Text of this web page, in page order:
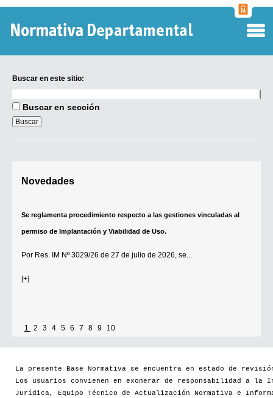
Buscar en este sitio:
en
sitio:
Buscar en sección
Novedades
Se reglamenta procedimiento respecto a las gestiones vinculadas al
PorRes. IM Nº 3029/26de 27 de julio de 2026, se...
Por...
[+]
1 2 3 4 5 6 7 8 9 10
La presente Base Normativa se encuentra en estado de
Los usuarios convienen en exonerar de responsabilidad a la
Jurídica, Equipo Técnico de Actualización Normativa e